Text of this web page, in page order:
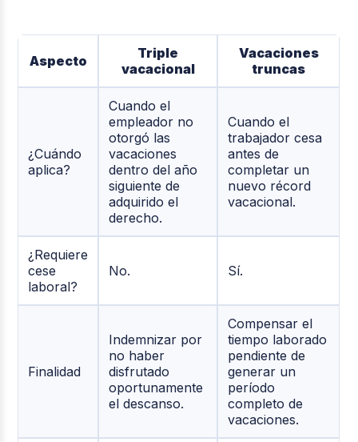
Aspecto
Triple
vacacional
Vacaciones
truncas
¿Cuándo
aplica?
Cuando el
empleador no
otorgó las
vacaciones
dentro del año
siguiente de
adquirido el
derecho.
Cuando el
trabajador cesa
antes de
completar un
nuevo récord
vacacional.
¿Requiere
cese
laboral?
No. Sí.
Finalidad
Indemnizar por
no haber
disfrutado
oportunamente
el descanso.
Compensar el
tiempo laborado
pendiente de
generar un
período
completo de
vacaciones.